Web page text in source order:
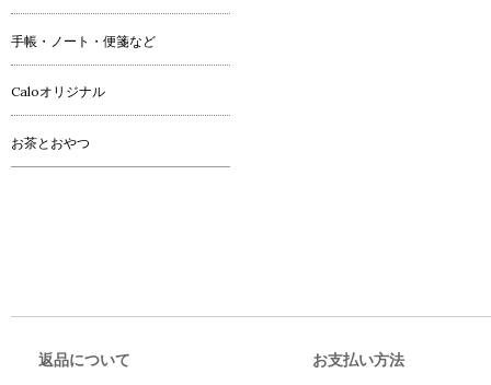
手帳・ノート・便箋など
Caloオリジナル
お茶とおやつ
返品について お支払い方法